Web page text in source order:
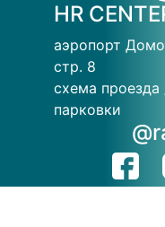
HR
аэропорт
стр. 8
схема
парковки